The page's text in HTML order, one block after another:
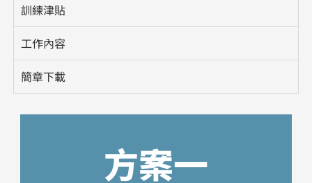
訓練津貼
工作內容
簡章下載
方案一